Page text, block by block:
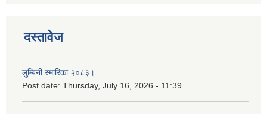
दस्तावेज
लुम्बिनी स्मारिका २०८३।
Post date: Thursday, July 16, 2026 - 11:39